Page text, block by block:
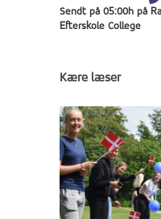
Sendt på 05:00h på
Efterskole College
Kære læser